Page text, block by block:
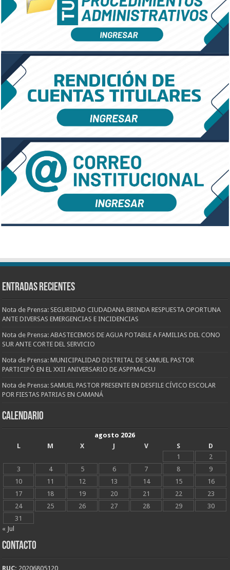
Entradas recientes
Nota de Prensa: SEGURIDAD CIUDADANA BRINDA RESPUESTA OPORTUNA
ANTE DIVERSAS EMERGENCIAS E INCIDENCIAS
Nota de Prensa: ABASTECEMOS DE AGUA POTABLE A FAMILIAS DEL CONO
SUR ANTE CORTE DEL SERVICIO
Nota de Prensa: MUNICIPALIDAD DISTRITAL DE SAMUEL PASTOR
PARTICIPÓ EN EL XXII ANIVERSARIO DE ASPPMACSU
Nota de Prensa: SAMUEL PASTOR PRESENTE EN DESFILE CÍVICO ESCOLAR
POR FIESTAS PATRIAS EN CAMANÁ
CALENDARIO
agosto 2026
L
M X J V S
D
1
2
3
4 5 6 7 8
9
10
11 12 13 14 15
16
17
18 19 20 21 22
23
24
25 26 27 28 29
30
31
« Jul
CONTACTO
RUC: 20206805120